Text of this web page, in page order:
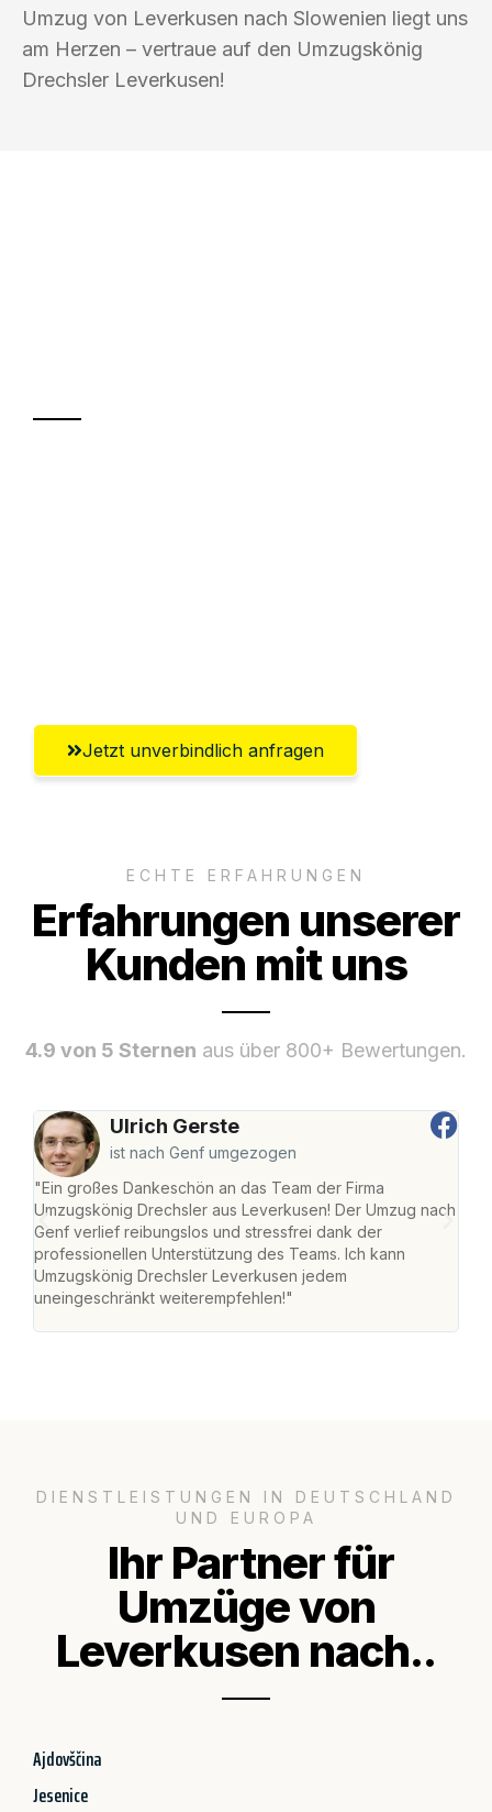
Umzug von Leverkusen nach Slowenien liegt uns
am Herzen – vertraue auf den Umzugskönig
Drechsler Leverkusen!
Jetzt unverbindlich anfragen
ECHTE ERFAHRUNGEN
Erfahrungen unserer
Kunden mit uns
4.9 von 5 Sternen aus über 800+ Bewertungen.
Ulrich Gerste
ist nach Genf umgezogen
"Ein großes Dankeschön an das Team der Firma
Umzugskönig Drechsler aus Leverkusen! Der Umzug nach
Genf verlief reibungslos und stressfrei dank der
professionellen Unterstützung des Teams. Ich kann
Umzugskönig Drechsler Leverkusen jedem
uneingeschränkt weiterempfehlen!"
DIENSTLEISTUNGEN IN DEUTSCHLAND
UND EUROPA
Ihr Partner für
Umzüge von
Leverkusen nach..
Ajdovščina
Jesenice